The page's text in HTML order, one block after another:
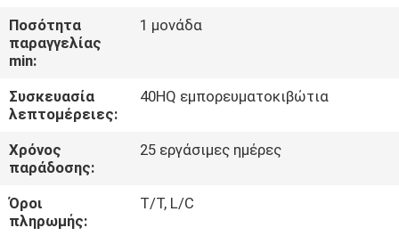
ΠΟΙΟΤΙΚΌΣ
ΈΛΕΓΧΟΣ
SITEMAP
PRIVACY
POLICY
Ποσότητα
παραγγελίας
min:
1 μονάδα
Συσκευασία
λεπτομέρειες:
40HQ εμπορευματοκιβώτια
Χρόνος
παράδοσης:
25 εργάσιμες ημέρες
Όροι
πληρωμής:
T/T, L/C